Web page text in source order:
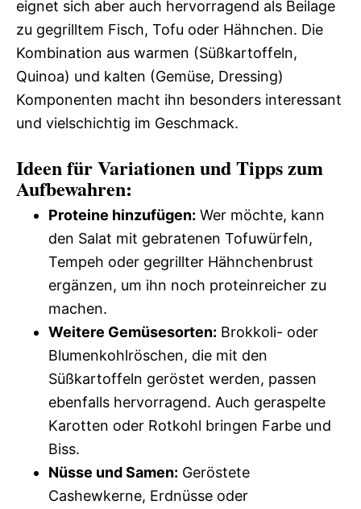
eignet sich aber auch hervorragend als Beilage
zu gegrilltem Fisch, Tofu oder Hähnchen. Die
Kombination aus warmen (Süßkartoffeln,
Quinoa) und kalten (Gemüse, Dressing)
Komponenten macht ihn besonders interessant
und vielschichtig im Geschmack.
Ideen für Variationen und Tipps zum
Aufbewahren:
Proteine hinzufügen: Wer möchte, kann
den Salat mit gebratenen Tofuwürfeln,
Tempeh oder gegrillter Hähnchenbrust
ergänzen, um ihn noch proteinreicher zu
machen.
Weitere Gemüsesorten: Brokkoli- oder
Blumenkohlröschen, die mit den
Süßkartoffeln geröstet werden, passen
ebenfalls hervorragend. Auch geraspelte
Karotten oder Rotkohl bringen Farbe und
Biss.
Nüsse und Samen: Geröstete
Cashewkerne, Erdnüsse oder